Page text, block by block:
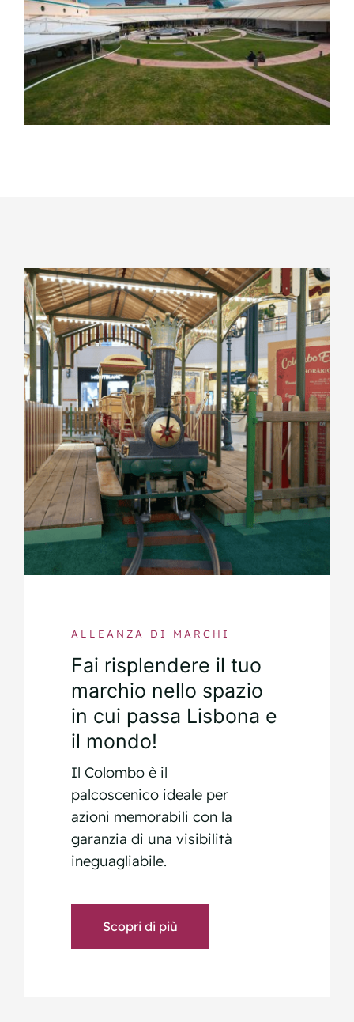
ALLEANZA DI MARCHI
Fai risplendere il tuo
marchio nello spazio
in cui passa Lisbona e
il mondo!
Il Colombo è il
palcoscenico ideale per
azioni memorabili con la
garanzia di una visibilità
ineguagliabile.
Scopri di più